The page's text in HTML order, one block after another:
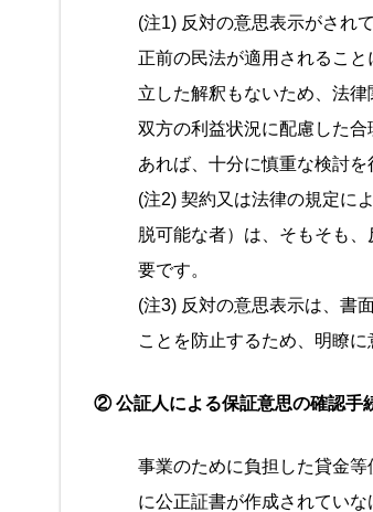
(注1) 反対の意思表示がされ
正前の民法が適用されるこ
立した解釈もないため、法
双方の利益状況に配慮した
あれば、十分に慎重な検討を
(注2) 契約又は法律の規定に
脱可能な者）は、そもそも
要です。
(注3) 反対の意思表示は、書
ことを防止するため、明瞭
② 公証人による保証意思の確認手
事業のために負担した貸金
に公正証書が作成されてい